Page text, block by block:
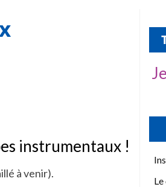
instrumentaux !
à venir).